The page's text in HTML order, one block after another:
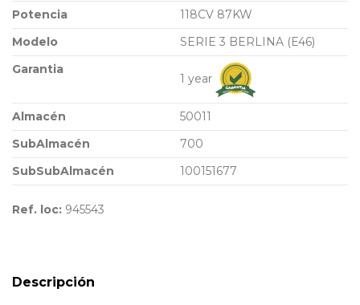
Potencia
118CV 87KW
Modelo
SERIE 3 BERLINA (E46)
Garantia
1 year
Almacén
50011
SubAlmacén
700
SubSubAlmacén
100151677
Ref. loc: 945543
Descripción